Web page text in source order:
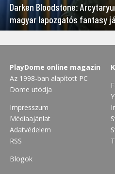
Darken Bloodstone:
magyar lapozgatós fantasy
PlayDome online magazin
Az 1998-ban alapított PC
Dome utódja
Impresszum
Médiaajánlat
Adatvédelem
RSS
Blogok